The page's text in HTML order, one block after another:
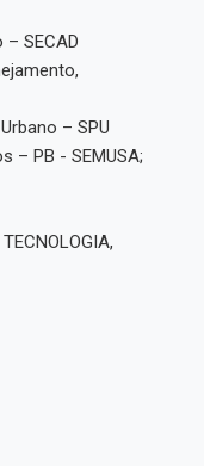
SECAD
– SPU
– PB - SEMUSA;